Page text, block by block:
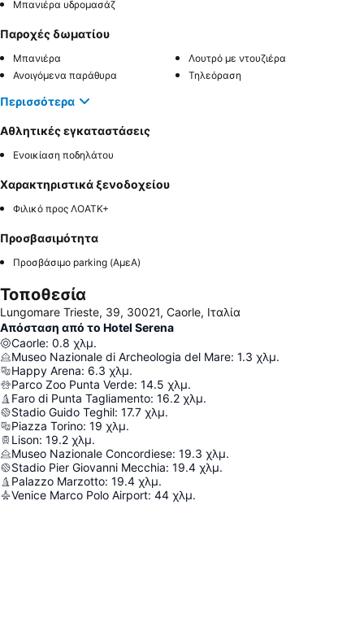
Μπανιέρα υδρομασάζ
Παροχές δωματίου
Μπανιέρα
Λουτρό με ντουζιέρα
Ανοιγόμενα παράθυρα
Τηλεόραση
Περισσότερα
Αθλητικές εγκαταστάσεις
Ενοικίαση ποδηλάτου
Χαρακτηριστικά ξενοδοχείου
Φιλικό προς ΛΟΑΤΚ+
Προσβασιμότητα
Προσβάσιμο parking (ΑμεΑ)
Τοποθεσία
Lungomare Trieste, 39, 30021, Caorle, Ιταλία
Απόσταση από το Hotel Serena
Caorle: 0.8 χλμ.
Museo Nazionale di Archeologia del Mare: 1.3 χλμ.
Happy Arena: 6.3 χλμ.
Parco Zoo Punta Verde: 14.5 χλμ.
Faro di Punta Tagliamento: 16.2 χλμ.
Stadio Guido Teghil: 17.7 χλμ.
Piazza Torino: 19 χλμ.
Lison: 19.2 χλμ.
Museo Nazionale Concordiese: 19.3 χλμ.
Stadio Pier Giovanni Mecchia: 19.4 χλμ.
Palazzo Marzotto: 19.4 χλμ.
Venice Marco Polo Airport: 44 χλμ.